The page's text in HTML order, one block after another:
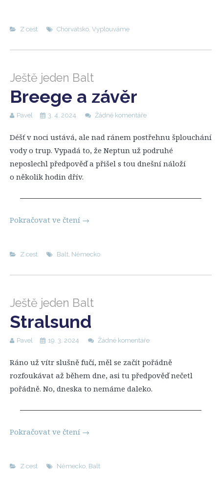
Z cest Chorvatsko, Vyplouváme
Ještě jeden Balt
Breege a závěr
Pavel 3. 4. 2024 Žádné komentáře
Déšť v noci ustává, ale nad ránem postřehnu šplouchání
vody o trup. Vypadá to, že Neptun už podruhé
neposlechl předpověď a přišel s tou dnešní náloží
o několik hodin dřív.
Pokračovat ve čtení →
Z cest Balt, Německo
Ještě jeden Balt
Stralsund
Pavel 19. 3. 2024 Žádné komentáře
Ráno už vítr slušně fučí, měl se začít pořádně
rozfoukávat až během dne, asi tu předpověď nečetl
pořádně. No, dneska to nemáme daleko.
Pokračovat ve čtení →
Z cest Německo, Balt